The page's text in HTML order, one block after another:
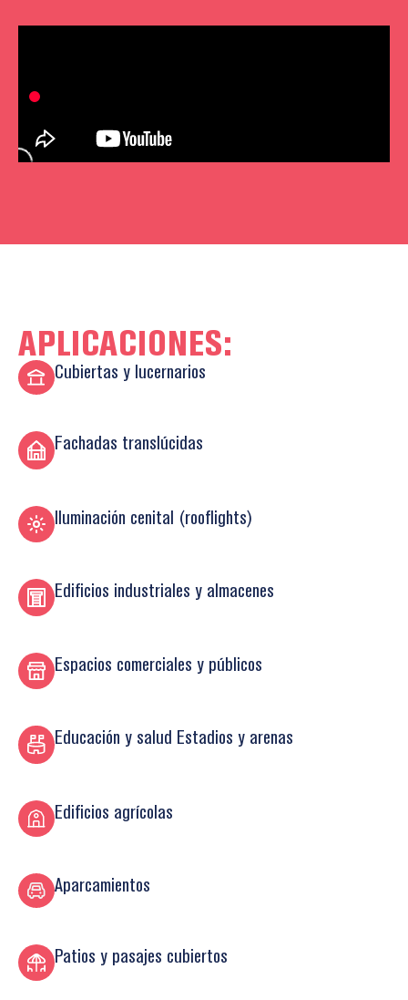
APLICACIONES:
Cubiertas y lucernarios
Fachadas translúcidas
Iluminación cenital (rooflights)
Edificios industriales y almacenes
Espacios comerciales y públicos
Educación y salud Estadios y arenas
Edificios agrícolas
Aparcamientos
Patios y pasajes cubiertos